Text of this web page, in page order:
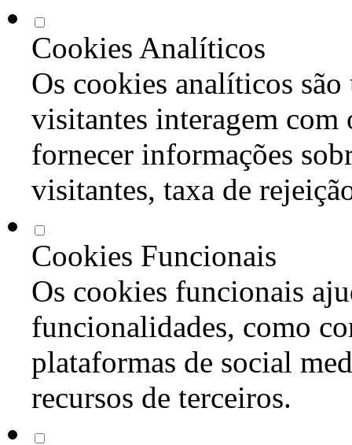
Cookies Analíticos
Os cookies analíticos são
visitantes interagem com
fornecer informações
visitantes, taxa de
Cookies Funcionais
Os cookies funcionais
funcionalidades, como
plataformas de social
recursos de terceiros.